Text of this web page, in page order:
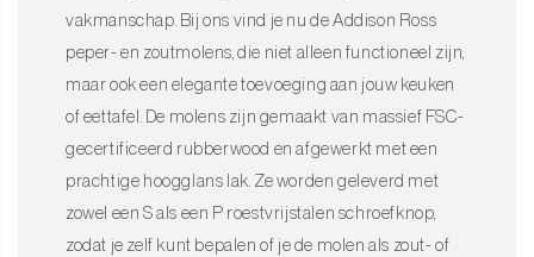
vakmanschap. Bij ons vind je nu de Addison Ross
peper- en zoutmolens, die niet alleen functioneel zijn,
maar ook een elegante toevoeging aan jouw keuken
of eettafel. De molens zijn gemaakt van massief FSC-
gecertificeerd rubberwood en afgewerkt met een
prachtige hoogglans lak. Ze worden geleverd met
zowel een S als een P roestvrijstalen schroefknop,
zodat je zelf kunt bepalen of je de molen als zout- of